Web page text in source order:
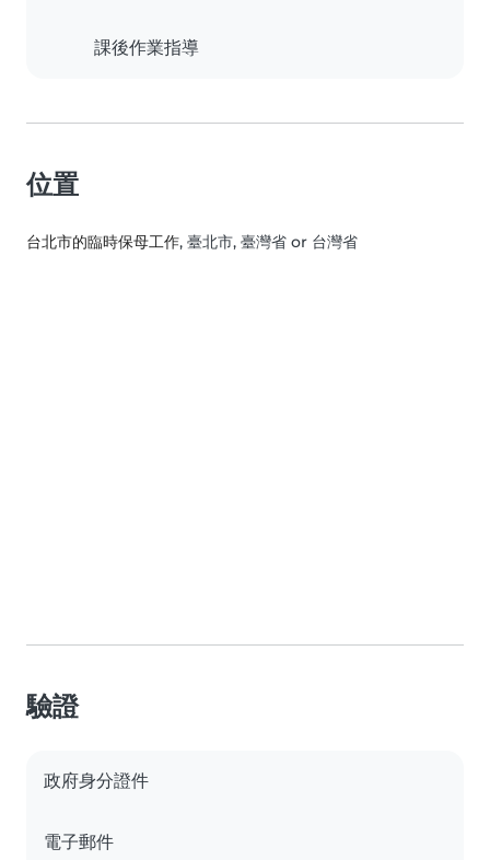
課後作業指導
位置
台北市的臨時保母工作, 臺北市, 臺灣省 or 台灣省
驗證
政府身分證件
電子郵件